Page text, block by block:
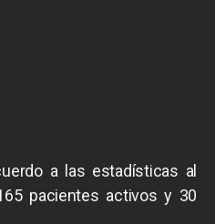
a las estadísticas al
pacientes activos y 30